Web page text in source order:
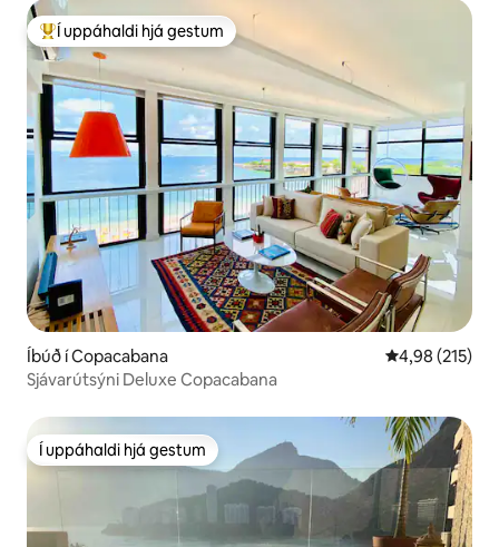
Í mestu uppáhaldi hjá gestum
Í uppáhaldi hjá gestum
Íbúð í Copacabana 4,98 af 5 í
4,98 (215)
Sjávarútsýni Deluxe Copacabana
Í uppáhaldi hjá gestum
Í uppáhaldi hjá gestum